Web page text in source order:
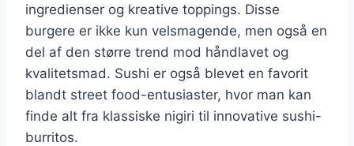
ingredienser og kreative toppings. Disse
burgere er ikke kun velsmagende, men også en
del af den større trend mod håndlavet og
kvalitetsmad. Sushi er også blevet en favorit
blandt street food-entusiaster, hvor man kan
finde alt fra klassiske nigiri til innovative sushi-
burritos.